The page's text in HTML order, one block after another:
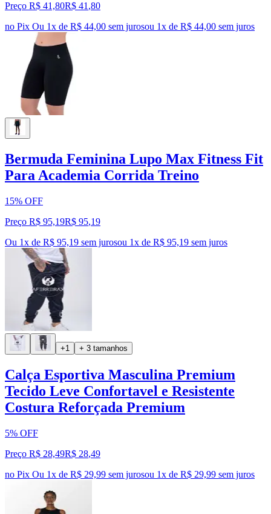
Preço R$ 41,80R$ 41 ,80
no Pix Ou 1x de R$ 44,00 sem jurosou 1x de R$ 44,00 sem juros
Bermuda Feminina Lupo Max Fitness Fit
Para Academia Corrida Treino
15% OFF
Preço R$ 95,19R$ 95,19
Ou 1x de R$ 95,19 sem jurosou 1x de R$ 95,19 sem juros
+1 + 3 tamanhos
Calça Esportiva Masculina Premium
Tecido Leve Confortavel e Resistente
Costura Reforçada Premium
5% OFF
Preço R$ 28,49R$ 28,49
no Pix Ou 1x de R$ 29,99 sem jurosou 1x de R$ 29,99 sem juros